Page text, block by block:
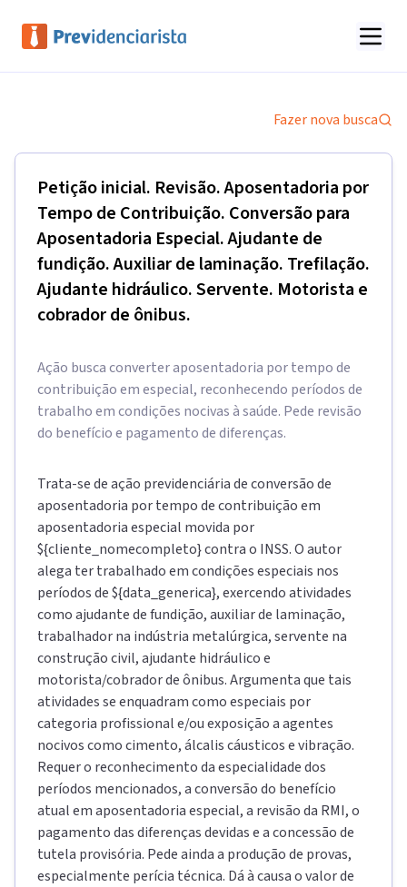
Fazer nova busca
Petição inicial. Revisão. Aposentadoria por
Tempo de Contribuição. Conversão para
Aposentadoria Especial. Ajudante de
fundição. Auxiliar de laminação. Trefilação.
Ajudante hidráulico. Servente. Motorista e
cobrador de ônibus.
Ação busca converter aposentadoria por tempo de
contribuição em especial, reconhecendo períodos de
trabalho em condições nocivas à saúde. Pede revisão
do benefício e pagamento de diferenças.
Trata-se de ação previdenciária de conversão de
aposentadoria por tempo de contribuição em
aposentadoria especial movida por
${cliente_nomecompleto} contra o INSS. O autor
alega ter trabalhado em condições especiais nos
períodos de ${data_generica}, exercendo atividades
como ajudante de fundição, auxiliar de laminação,
trabalhador na indústria metalúrgica, servente na
construção civil, ajudante hidráulico e
motorista/cobrador de ônibus. Argumenta que tais
atividades se enquadram como especiais por
categoria profissional e/ou exposição a agentes
nocivos como cimento, álcalis cáusticos e vibração.
Requer o reconhecimento da especialidade dos
períodos mencionados, a conversão do benefício
atual em aposentadoria especial, a revisão da RMI, o
pagamento das diferenças devidas e a concessão de
tutela provisória. Pede ainda a produção de provas,
especialmente perícia técnica. Dá à causa o valor de